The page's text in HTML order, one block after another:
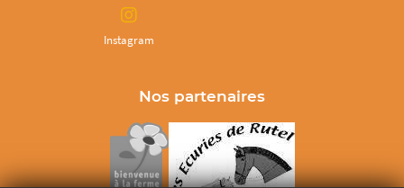
Instagram
Nos partenaires